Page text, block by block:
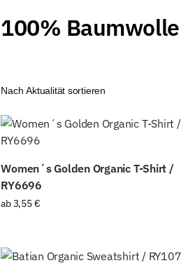
100% Baumwolle
Women´s Golden Organic T-Shirt /
RY6696
ab3,55€